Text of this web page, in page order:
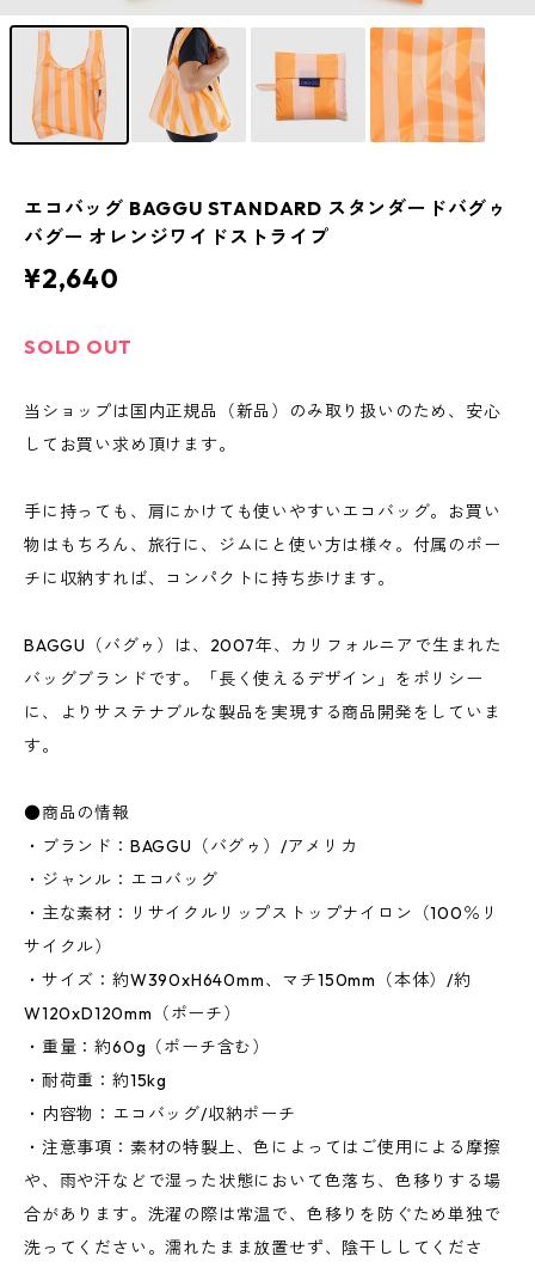
エコバッグ BAGGU STANDARD スタンダードバグゥ
バグー オレンジワイドストライプ
¥2,640
SOLD OUT
当ショップは国内正規品（新品）のみ取り扱いのため、安心
してお買い求め頂けます。
手に持っても、肩にかけても使いやすいエコバッグ。お買い
物はもちろん、旅行に、ジムにと使い方は様々。付属のポー
チに収納すれば、コンパクトに持ち歩けます。
BAGGU（バグゥ）は、2007年、カリフォルニアで生まれた
バッグブランドです。「長く使えるデザイン」をポリシー
に、よりサステナブルな製品を実現する商品開発をしていま
す。
●商品の情報
・ブランド：BAGGU（バグゥ）/アメリカ
・ジャンル：エコバッグ
・主な素材：リサイクルリップストップナイロン（100％リ
サイクル）
・サイズ：約W390xH640mm、マチ150mm（本体）/約
W120xD120mm（ポーチ）
・重量：約60g（ポーチ含む）
・耐荷重：約15kg
・内容物：エコバッグ/収納ポーチ
・注意事項：素材の特製上、色によってはご使用による摩擦
や、雨や汗などで湿った状態において色落ち、色移りする場
合があります。洗濯の際は常温で、色移りを防ぐため単独で
洗ってください。濡れたまま放置せず、陰干ししてくださ